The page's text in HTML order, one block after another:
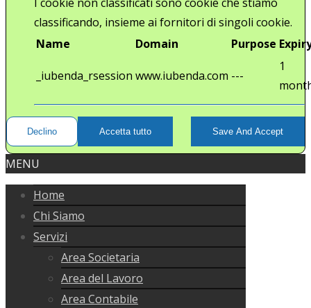
classificando, insieme ai fornitori di singoli cookie.
Name
Domain Purpose
_iubenda_rsession www.iubenda.com ---
1
Declino Accetta tutto Save And Accept
MENU
Home
Chi Siamo
Servizi
Area Societaria
Area del Lavoro
Area Contabile